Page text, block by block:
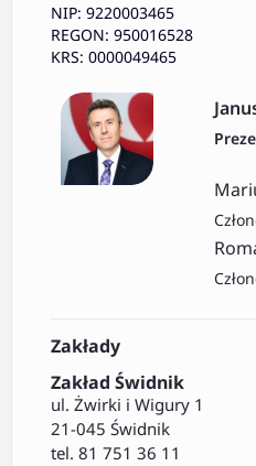
NIP: 9220003465
REGON: 950016528
KRS: 0000049465
Zakłady
Zakład Świdnik
ul. Żwirki i Wigury 1
21-045 Świdnik
tel. 81 751 36 11